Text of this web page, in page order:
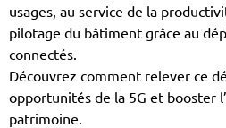
usages, au service de la
pilotage du bâtiment grâce au
connectés.
Découvrez comment relever ce
opportunités de la 5G et booster
patrimoine.